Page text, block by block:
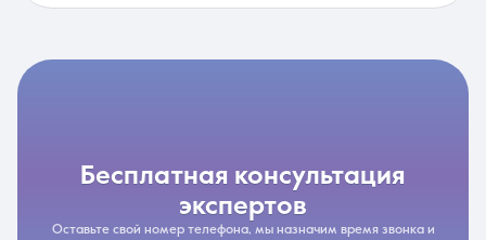
бесплатная консультация
экспертов
Оставьте свой номер телефона, мы назначим время звонка и